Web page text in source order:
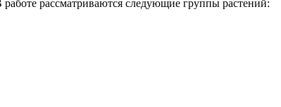
рассматриваются следующие группы растений: